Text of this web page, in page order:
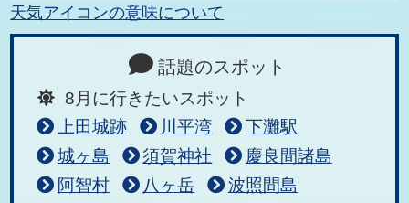
天気アイコンの意味について
話題のスポット
8月に行きたいスポット
上田城跡
川平湾
下灘駅
城ヶ島
須賀神社
慶良間諸島
阿智村
八ヶ岳
波照間島